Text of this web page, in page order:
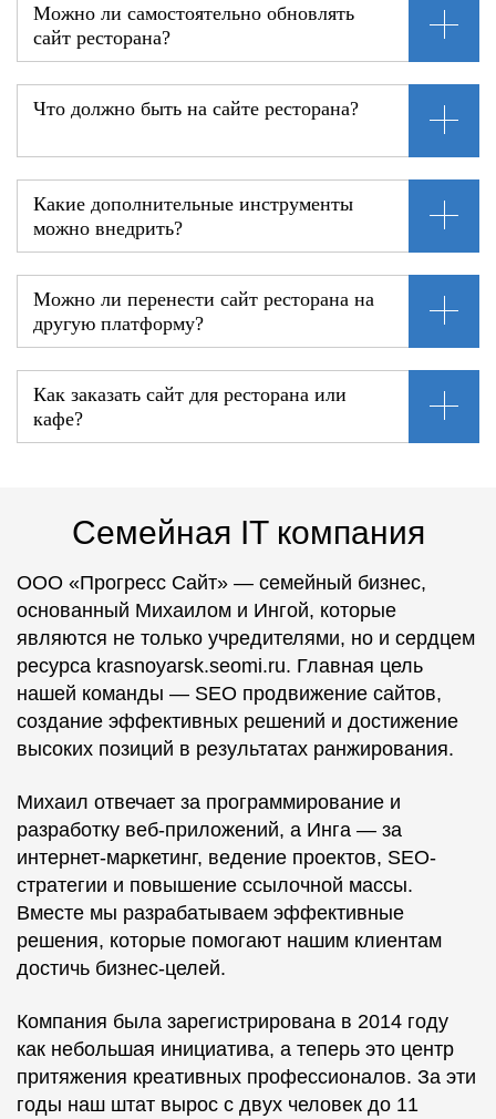
Можно ли самостоятельно обновлять
сайт ресторана?
Что должно быть на сайте ресторана?
Какие дополнительные инструменты
можно внедрить?
Можно ли перенести сайт ресторана на
другую платформу?
Как заказать сайт для ресторана или
кафе?
Семейная IT компания
ООО «Прогресс Сайт» — семейный бизнес,
основанный Михаилом и Ингой, которые
являются не только учредителями, но и сердцем
ресурса krasnoyarsk.seomi.ru. Главная цель
нашей команды — SEO продвижение сайтов,
создание эффективных решений и достижение
высоких позиций в результатах ранжирования.
Михаил отвечает за программирование и
разработку веб-приложений, а Инга — за
интернет-маркетинг, ведение проектов, SEO-
стратегии и повышение ссылочной массы.
Вместе мы разрабатываем эффективные
решения, которые помогают нашим клиентам
достичь бизнес-целей.
Компания была зарегистрирована в 2014 году
как небольшая инициатива, а теперь это центр
притяжения креативных профессионалов. За эти
годы наш штат вырос с двух человек до 11